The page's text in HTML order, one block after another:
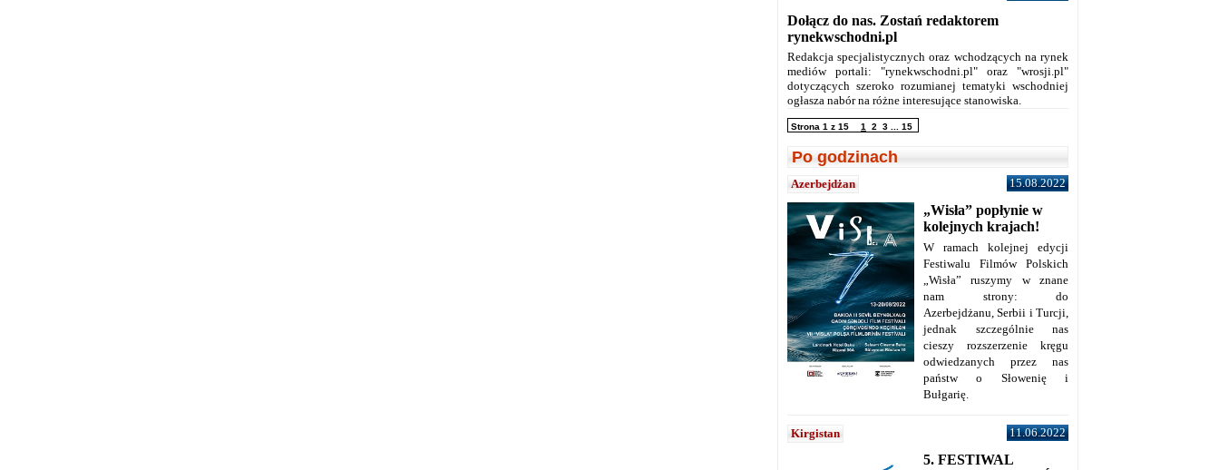
Dołącz do nas. Zostań redaktorem
rynekwschodni.pl
Redakcja specjalistycznych oraz wchodzących na rynek
mediów portali: "rynekwschodni.pl" oraz "wrosji.pl"
dotyczących szeroko rozumianej tematyki wschodniej
ogłasza nabór na różne interesujące stanowiska.
Strona 1 z 15 1 2 3 15
Po godzinach
Azerbejdżan 15.08.2022
„Wisła” popłynie w
kolejnych krajach!
W ramach kolejnej edycji
Festiwalu Filmów Polskich
„Wisła” ruszymy w znane
nam strony: do
Azerbejdżanu, Serbii i Turcji,
jednak szczególnie nas
cieszy rozszerzenie kręgu
odwiedzanych przez nas
państw o Słowenię i
Bułgarię.
Kirgistan 11.06.2022
5. FESTIWAL